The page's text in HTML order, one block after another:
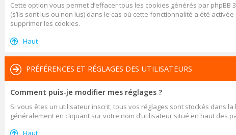
Cette option vous permet d’effacer tous les cookies générés par
(s’ils sont lus ou non lus) dans le cas où cette fonctionnalité a été
supprimer les cookies.
Haut
PRÉFÉRENCES ET RÉGLAGES DES UTILISATEURS
Comment puis-je modifier mes réglages ?
Si vous êtes un utilisateur inscrit, tous vos réglages sont stockés dans
généralement en cliquant sur votre nom d’utilisateur situé en haut des
Haut